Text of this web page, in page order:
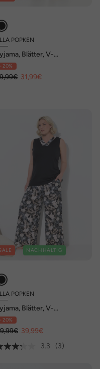
POPKEN
Blätter, V-
Halbarm
- 20%
31,99€
NACHHALTIG
POPKEN
Blätter, V-
ärmellos,
- 20%
39,99€
3.3
(3)